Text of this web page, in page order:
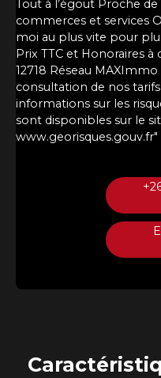
Tout à l’égout Proche
commerces et services
moi au plus vite pour
Prix TTC et Honoraires à
12718 Réseau
consultation de nos
informations sur les
sont disponibles sur le
www.georisques.gouv.fr"